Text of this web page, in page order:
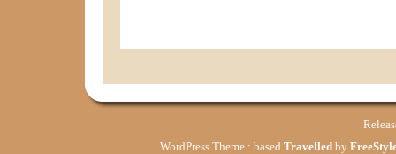
WordPress Theme : based Travelledby